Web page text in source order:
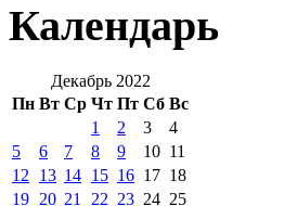
Календарь
Декабрь 2022
Пн Вт Ср Чт Пт Сб Вс
1 2 3
4
5
6 7 8 9 10 11
12
13 14 15 16 17 18
19 20 21 22 23 24 25